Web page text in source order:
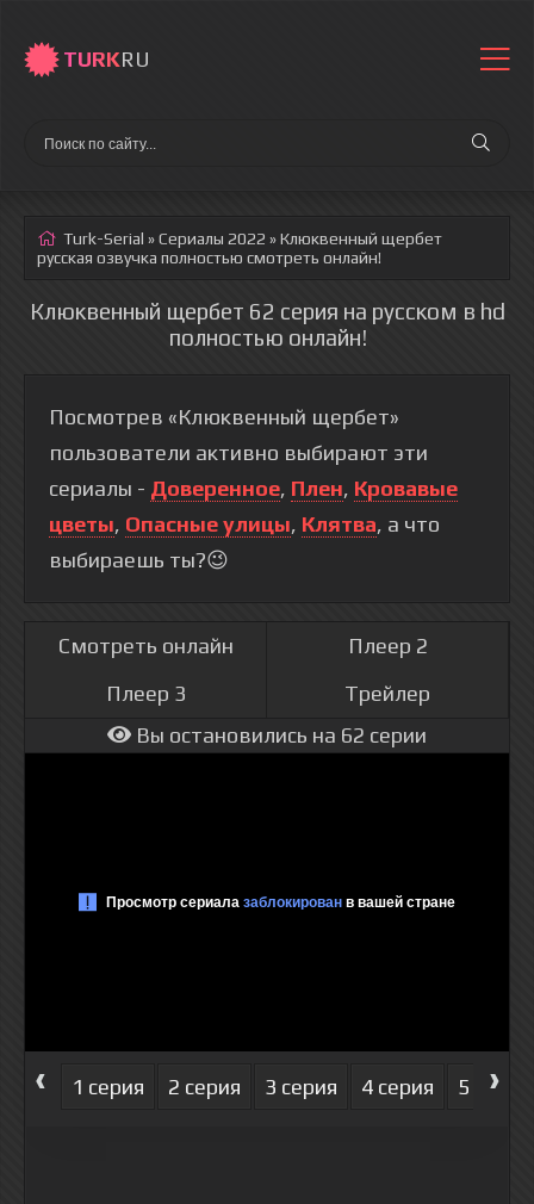
TURKRU
Turk-Serial »Сериалы 2022 » Клюквенный щербет
русская озвучка полностью смотреть онлайн!
Клюквенный щербет 62 серия на русском в hd
полностью онлайн!
Посмотрев «Клюквенный щербет»
пользователи активно выбирают эти
сериалы - Доверенное, Плен, Кровавые
цветы, Опасные улицы, Клятва, а что
выбираешь ты?😉
Смотреть онлайн
Плеер 2
Плеер 3
Трейлер
Вы остановились на 62 серии
‹ 1 серия 2 серия 3 серия 4 серия 5 серия
›